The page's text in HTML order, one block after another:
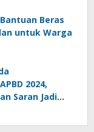
Beras
untuk Warga
2024,
Saran Jadi